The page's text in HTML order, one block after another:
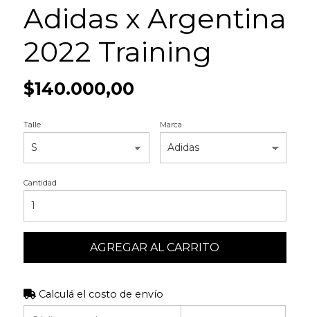
Adidas x Argentina
2022 Training
$140.000,00
Talle Marca
Cantidad
AGREGAR AL CARRITO
Calculá el costo de envío